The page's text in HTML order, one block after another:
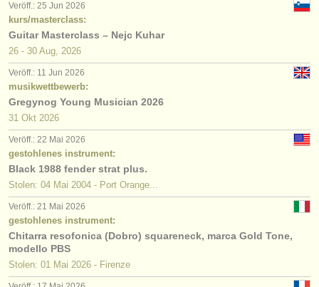
Veröff.: 25 Jun 2026
kurs/masterclass:
Guitar Masterclass – Nejc Kuhar
26 - 30 Aug, 2026
Veröff.: 11 Jun 2026
musikwettbewerb:
Gregynog Young Musician 2026
31 Okt 2026
Veröff.: 22 Mai 2026
gestohlenes instrument:
Black 1988 fender strat plus.
Stolen: 04 Mai 2004 - Port Orange...
Veröff.: 21 Mai 2026
gestohlenes instrument:
Chitarra resofonica (Dobro) squareneck, marca Gold Tone,
modello PBS
Stolen: 01 Mai 2026 - Firenze